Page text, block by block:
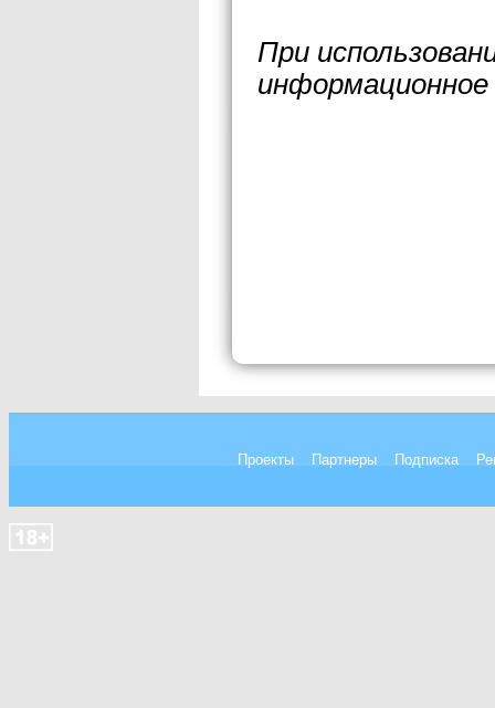
При
Проекты Партнеры Подписка